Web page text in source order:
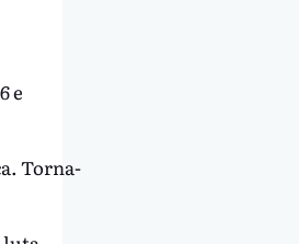
e
Torna-